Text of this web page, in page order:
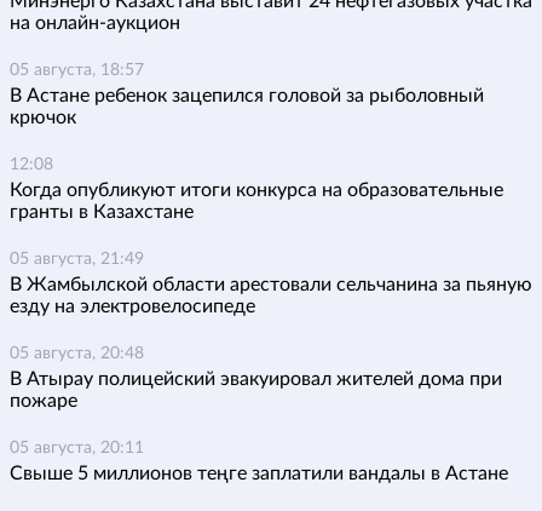
на онлайн-аукцион
05 августа, 18:57
В Астане ребенок зацепился головой за рыболовный
крючок
12:08
Когда опубликуют итоги конкурса на образовательные
гранты в Казахстане
05 августа, 21:49
В Жамбылской области арестовали сельчанина за пьяную
езду на электровелосипеде
05 августа, 20:48
В Атырау полицейский эвакуировал жителей дома при
пожаре
05 августа, 20:11
Свыше 5 миллионов теңге заплатили вандалы в Астане